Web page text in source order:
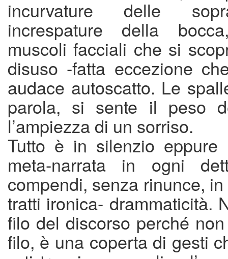
incurvature delle
increspature della
muscoli facciali che si
disuso -fatta eccezione
audace autoscatto. Le
parola, si sente il peso
l’ampiezza di un sorriso.
Tutto è in silenzio
meta-narrata in ogni
compendi, senza rinunce,
tratti ironica- drammaticità.
filo del discorso perché
filo, è una coperta di gesti